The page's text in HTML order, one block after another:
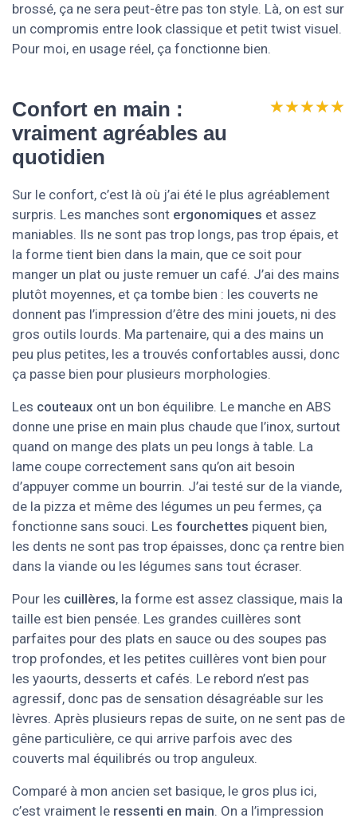
brossé, ça ne sera peut-être pas ton style. Là, on est sur
un compromis entre look classique et petit twist visuel.
Pour moi, en usage réel, ça fonctionne bien.
Confort en main :
vraiment agréables au
quotidien
★★★★★
★★★★★
Sur le confort, c’est là où j’ai été le plus agréablement
surpris. Les manches sont ergonomiques et assez
maniables. Ils ne sont pas trop longs, pas trop épais, et
la forme tient bien dans la main, que ce soit pour
manger un plat ou juste remuer un café. J’ai des mains
plutôt moyennes, et ça tombe bien : les couverts ne
donnent pas l’impression d’être des mini jouets, ni des
gros outils lourds. Ma partenaire, qui a des mains un
peu plus petites, les a trouvés confortables aussi, donc
ça passe bien pour plusieurs morphologies.
Les couteaux ont un bon équilibre. Le manche en ABS
donne une prise en main plus chaude que l’inox, surtout
quand on mange des plats un peu longs à table. La
lame coupe correctement sans qu’on ait besoin
d’appuyer comme un bourrin. J’ai testé sur de la viande,
de la pizza et même des légumes un peu fermes, ça
fonctionne sans souci. Les fourchettes piquent bien,
les dents ne sont pas trop épaisses, donc ça rentre bien
dans la viande ou les légumes sans tout écraser.
Pour les cuillères, la forme est assez classique, mais la
taille est bien pensée. Les grandes cuillères sont
parfaites pour des plats en sauce ou des soupes pas
trop profondes, et les petites cuillères vont bien pour
les yaourts, desserts et cafés. Le rebord n’est pas
agressif, donc pas de sensation désagréable sur les
lèvres. Après plusieurs repas de suite, on ne sent pas de
gêne particulière, ce qui arrive parfois avec des
couverts mal équilibrés ou trop anguleux.
Comparé à mon ancien set basique, le gros plus ici,
c’est vraiment le ressenti en main. On a l’impression